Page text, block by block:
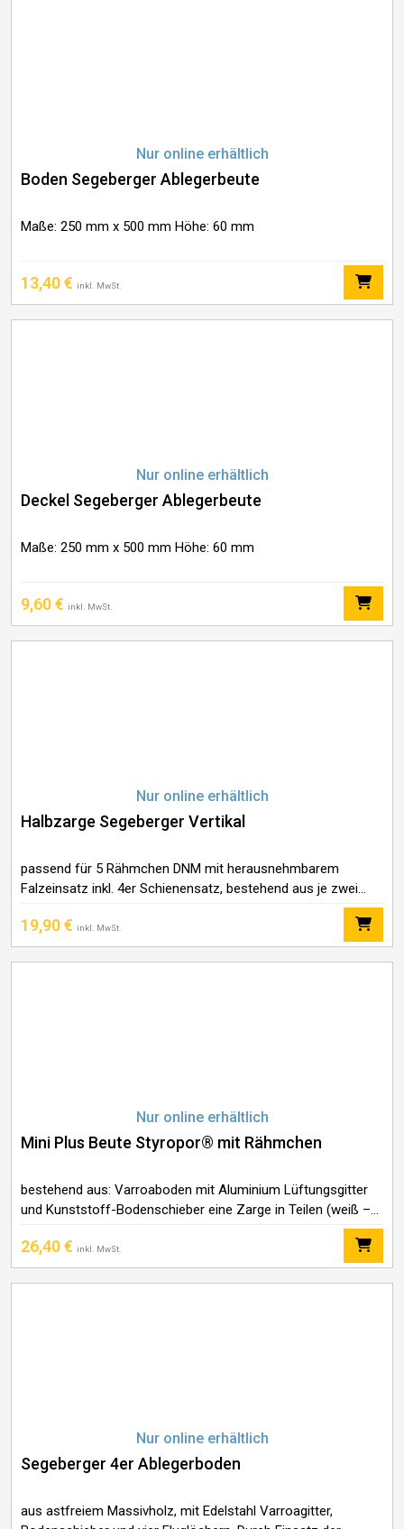
Nur online erhältlich
Boden Segeberger Ablegerbeute
Maße: 250 mm x 500 mm Höhe: 60 mm
13,40€ inkl. MwSt.
Nur online erhältlich
Deckel Segeberger Ablegerbeute
Maße: 250 mm x 500 mm Höhe: 60 mm
9,60€ inkl. MwSt.
Nur online erhältlich
Halbzarge Segeberger Vertikal
passend für 5 Rähmchen DNM mit herausnehmbarem
Falzeinsatz inkl. 4er Schienensatz, bestehend aus je zwei
passgenauen Winkel- und Auflageschienen Außenmaß 50 x
25 cm, Höhe 23,5 cm Gewicht 1,2 kg
19,90€ inkl. MwSt.
Nur online erhältlich
Mini Plus Beute Styropor® mit Rähmchen
bestehend aus: Varroaboden mit Aluminium Lüftungsgitter
und Kunststoff-Bodenschieber eine Zarge in Teilen (weiß –
nicht gestrichen) 6 Rähmchen gedrahtet Mini Plus ein Deckel
Höhe 26 cm, Gewicht ca. 1,4 kg
26,40€ inkl. MwSt.
Nur online erhältlich
Segeberger 4er Ablegerboden
aus astfreiem Massivholz, mit Edelstahl Varroagitter,